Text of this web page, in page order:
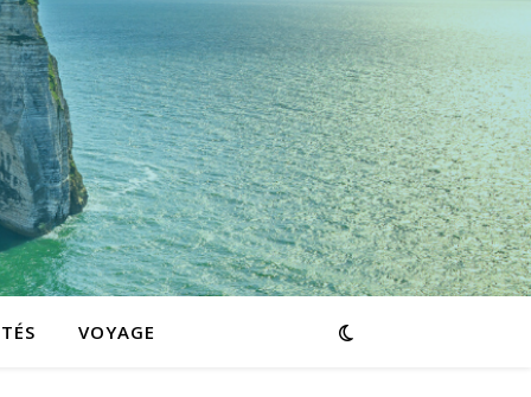
VOYAGE